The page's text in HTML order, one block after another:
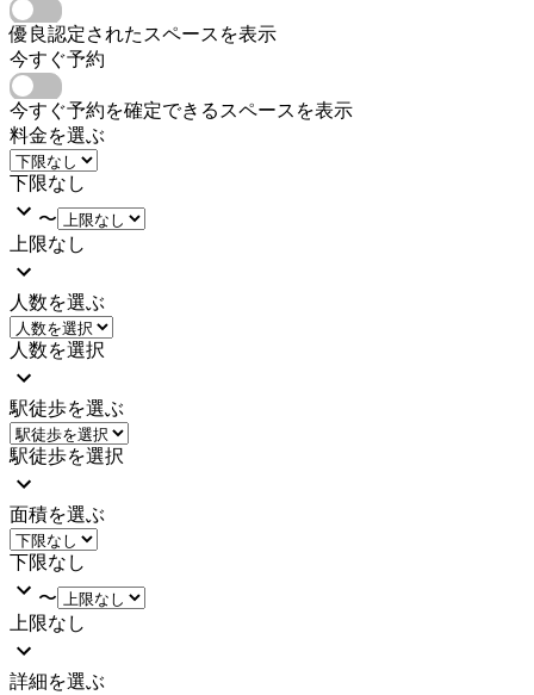
優良認定されたスペースを表示
今すぐ予約
今すぐ予約を確定できるスペースを表示
料金を選ぶ
下限なし
〜
上限なし
人数を選ぶ
人数を選択
駅徒歩を選ぶ
駅徒歩を選択
面積を選ぶ
下限なし
〜
上限なし
詳細を選ぶ